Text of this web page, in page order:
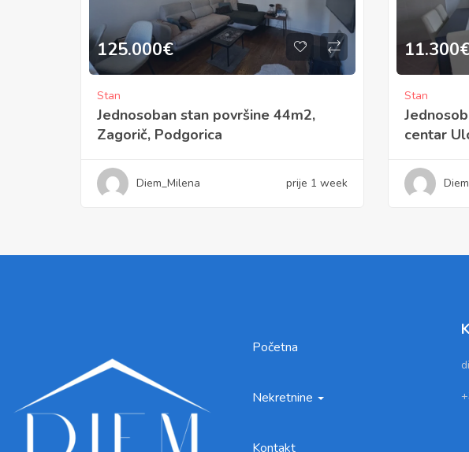
125.000€
Stan
Jednosoban stan površine 44m2,
Zagorič, Podgorica
Diem_Milena prije 1 week
11.300
Stan
centar
Početna
Nekretnine
Kontakt